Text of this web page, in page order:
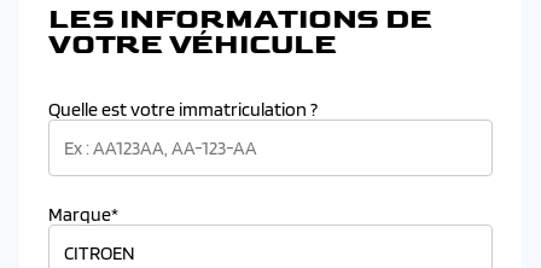
LES INFORMATIONS DE
VOTRE VÉHICULE
Quelle est votre immatriculation ?
Marque*